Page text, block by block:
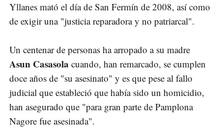
Yllanes mató el día de San Fermín de 2008, así como
de exigir una "justicia reparadora y no patriarcal".
Un centenar de personas ha arropado a su madre
Asun Casasola cuando, han remarcado, se cumplen
doce años de "su asesinato" y es que pese al fallo
judicial que estableció que había sido un homicidio,
han asegurado que "para gran parte de Pamplona
Nagore fue asesinada".